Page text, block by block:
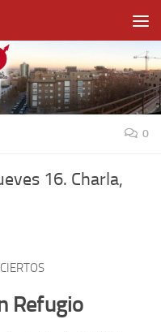
0
16. Charla,
Refugio